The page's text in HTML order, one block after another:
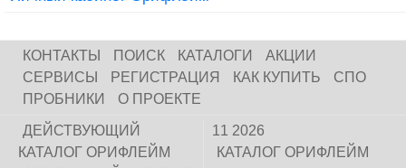
КОНТАКТЫ ПОИСК КАТАЛОГИ
АКЦИИ
СЕРВИСЫ
РЕГИСТРАЦИЯ КАК КУПИТЬ
СПО
ПРОБНИКИ
О ПРОЕКТЕ
ДЕЙСТВУЮЩИЙ
КАТАЛОГ ОРИФЛЕЙМ
11 2026
КАТАЛОГ ОРИФЛЕЙМ